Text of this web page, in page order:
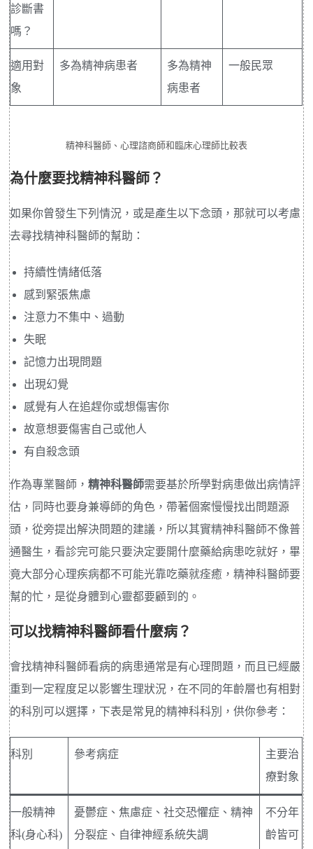
診斷書
嗎？
適用對
象
多為精神病患者
多為精神
病患者
一般民眾
精神科醫師、心理諮商師和臨床心理師比較表
為什麼要找精神科醫師？
如果你曾發生下列情況，或是產生以下念頭，那就可以考慮
去尋找精神科醫師的幫助：
持續性情緒低落
感到緊張焦慮
注意力不集中、過動
失眠
記憶力出現問題
出現幻覺
感覺有人在追趕你或想傷害你
故意想要傷害自己或他人
有自殺念頭
作為專業醫師，精神科醫師需要基於所學對病患做出病情評
估，同時也要身兼導師的角色，帶著個案慢慢找出問題源
頭，從旁提出解決問題的建議，所以其實精神科醫師不像普
通醫生，看診完可能只要決定要開什麼藥給病患吃就好，畢
竟大部分心理疾病都不可能光靠吃藥就痊癒，精神科醫師要
幫的忙，是從身體到心靈都要顧到的。
可以找精神科醫師看什麼病？
會找精神科醫師看病的病患通常是有心理問題，而且已經嚴
重到一定程度足以影響生理狀況，在不同的年齡層也有相對
的科別可以選擇，下表是常見的精神科科別，供你參考：
科別 參考病症
主要治
療對象
一般精神
科(身心科)
憂鬱症、焦慮症、社交恐懼症、精神
分裂症、自律神經系統失調
不分年
齡皆可